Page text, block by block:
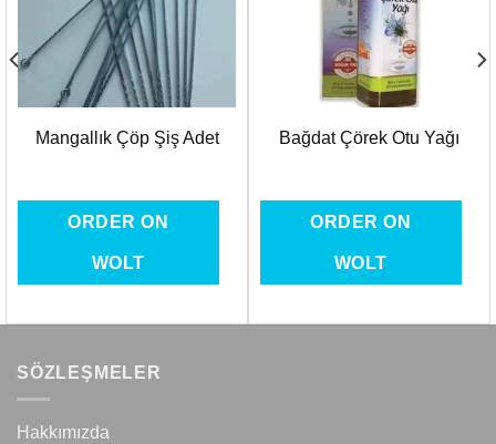
Mangallık Çöp Şiş Adet
ORDER ON
WOLT
Bağdat Çörek Otu Yağı
ORDER ON
WOLT
SÖZLEŞMELER
Hakkımızda